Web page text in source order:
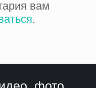
вам
.